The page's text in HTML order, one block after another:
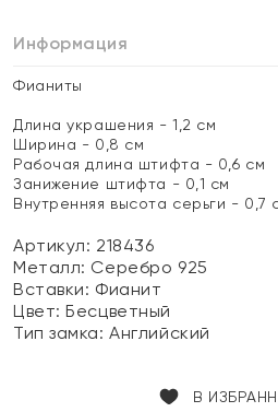
Информация
Фианиты
Длина украшения - 1,2 см
Ширина - 0,8 см
Рабочая длина штифта - 0,6 см
Занижение штифта - 0,1 см
Внутренняя высота серьги - 0,7
Артикул: 218436
Металл: Серебро 925
Вставки: Фианит
Цвет:Бесцветный
Тип замка:Английский
В